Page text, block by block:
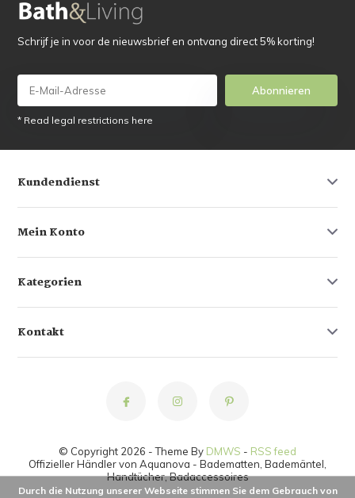
Schrijf je in voor de nieuwsbrief en ontvang direct 5% korting!
Abonnieren
* Read legal restrictions here
Kundendienst
Mein Konto
Kategorien
Kontakt
© Copyright 2026 - Theme By DMWS - RSS feed
Offizieller Händler von Aquanova - Badematten, Bademäntel,
Handtücher, Badaccessoires
Durch die Nutzung unserer Webseite stimmen Sie dem Gebrauch von